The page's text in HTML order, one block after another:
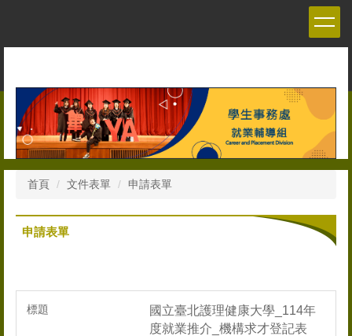
首頁 文件表單 申請表單
申請表單
國立臺北護理健康大學_114年
度就業推介_機構求才登記表